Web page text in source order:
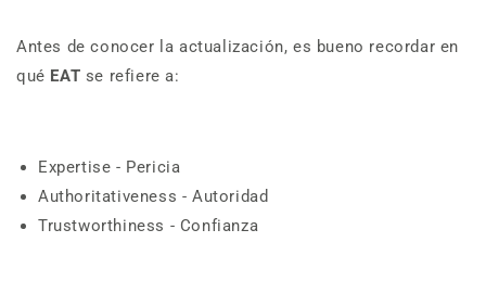
Antes de conocer la actualización, es bueno recordar en
qué EAT se refiere a:
Expertise - Pericia
Authoritativeness - Autoridad
Trustworthiness - Confianza